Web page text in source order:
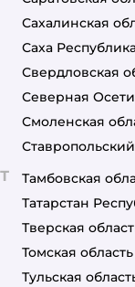
Сахалинская
Саха
Свердловская
Северная
Смоленская
Т Тамбовская
Татарстан
Тверская
Томская область
Тульская